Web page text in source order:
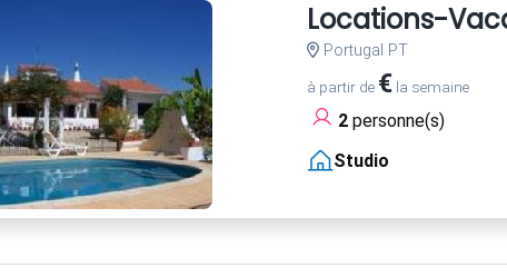
Locations-
Portugal PT
à partir de €la semaine
2personne(s)
Studio